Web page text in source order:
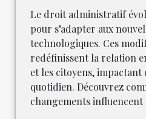
Le droit administratif
pour s’adapter aux
technologiques. Ces
redéfinissent la relation
et les citoyens,
quotidien. Découvrez
changements influencent